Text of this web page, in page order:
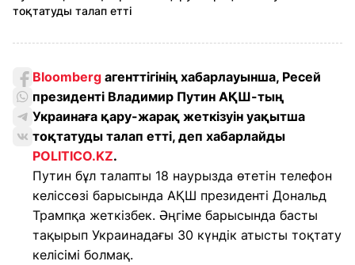
тоқтатуды талап етті
Bloomberg агенттігінің хабарлауынша, Ресей
президенті Владимир Путин АҚШ-тың
Украинаға қару-жарақ жеткізуін уақытша
тоқтатуды талап етті, деп хабарлайды
POLITICO.KZ.
Путин бұл талапты 18 наурызда өтетін телефон
келіссөзі барысында АҚШ президенті Дональд
Трампқа жеткізбек. Әңгіме барысында басты
тақырып Украинадағы 30 күндік атысты тоқтату
келісімі болмақ.